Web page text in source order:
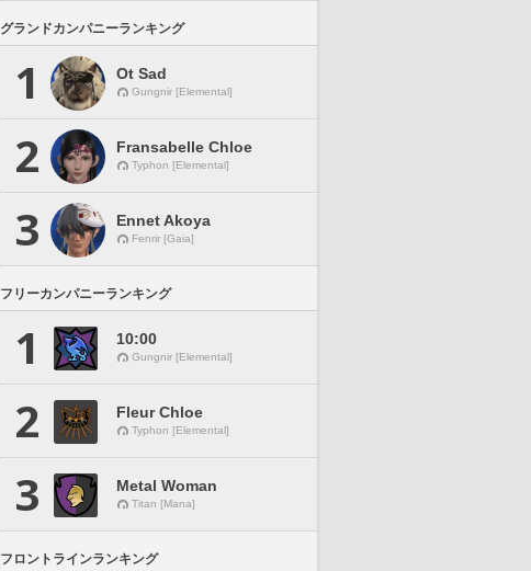
グランドカンパニーランキング
1 Ot Sad
Gungnir [Elemental]
2 Fransabelle Chloe
Typhon [Elemental]
3 Ennet Akoya
Fenrir [Gaia]
フリーカンパニーランキング
1 10:00
Gungnir [Elemental]
2 Fleur Chloe
Typhon [Elemental]
3 Metal Woman
Titan [Mana]
フロントラインランキング